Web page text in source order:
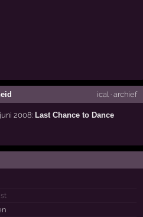
ical· archief
2008:Last Chance to Dance